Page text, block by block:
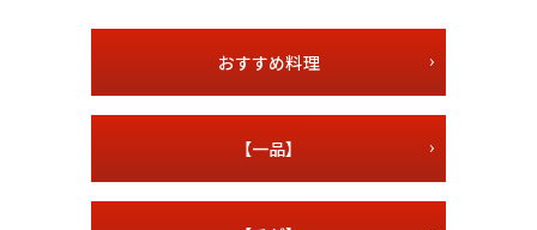
おすすめ料理
【一品】